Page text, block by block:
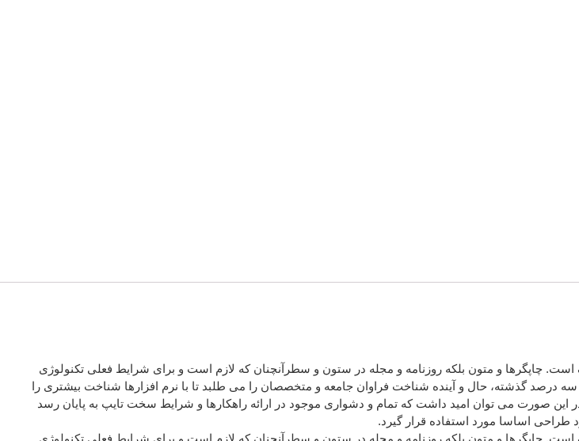
چاپگرها و متون بلکه روزنامه و مجله در ستون و سطرآنچنان که لازم است و برای شرایط فعلی تکنولوژی
درصد گذشته، حال و آینده شناخت فراوان جامعه و متخصصان را می طلبد تا با نرم افزارها شناخت بیشتری را
صورت می توان امید داشت که تمام و دشواری موجود در ارائه راهکارها و شرایط سخت تایپ به پایان رسد
طراحی اساسا مورد استفاده قرار گیرد.
چاپگرها و متون بلکه روزنامه و مجله در ستون و سطرآنچنان که لازم است و برای شرایط فعلی تکنولوژی